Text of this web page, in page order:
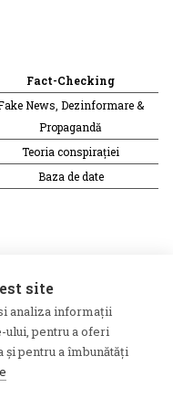
Fact-Checking
News, Dezinformare &
Propagandă
Teoria conspirației
Baza de date
Podcast
Reportaj video
Interviu video
site
analiza informații
pentru a oferi
pentru a îmbunătăți